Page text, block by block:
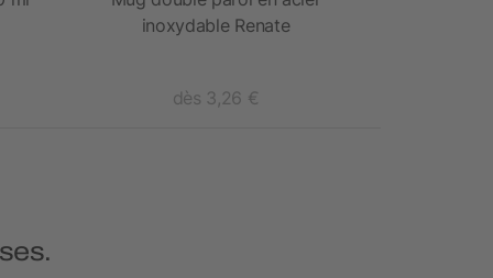
inoxydable Renate
dès 3,26 €